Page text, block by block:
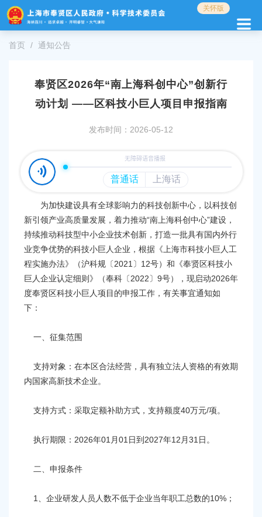
障
碍
关怀版
首页 通知公告
奉贤区2026年“南上海科创中心”创新行
动计划 ——区科技小巨人项目申报指南
发布时间：2026-05-12
为加快建设具有全球影响力的科技创新中心，以科技创
新引领产业高质量发展，着力推动“南上海科创中心”建设，
持续推动科技型中小企业技术创新，打造一批具有国内外行
业竞争优势的科技小巨人企业，根据《上海市科技小巨人工
程实施办法》（沪科规〔2021〕12号）和《奉贤区科技小
巨人企业认定细则》（奉科〔2022〕9号），现启动2026年
度奉贤区科技小巨人项目的申报工作，有关事宜通知如
下：
一、征集范围
支持对象：在本区合法经营，具有独立法人资格的有效期
内国家高新技术企业。
支持方式：采取定额补助方式，支持额度40万元/项。
执行期限：2026年01月01日到2027年12月31日。
二、申报条件
1、企业研发人员人数不低于企业当年职工总数的10%；